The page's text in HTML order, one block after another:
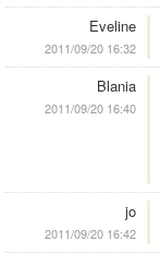
Eveline
2011/09/20 16:32
Blania
2011/09/20 16:40
jo
2011/09/20 16:42